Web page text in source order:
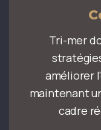
Tri-mer
améliorer
maintenant
cadre